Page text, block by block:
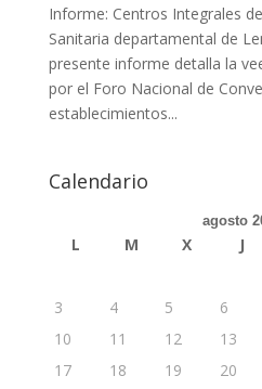
Informe: Centros Integrales
Sanitaria departamental de
presente informe detalla la
por el Foro Nacional de
establecimientos...
Calendario
agosto
L M X J
3
4 5 6
10
11 12 13
17
18 19 20